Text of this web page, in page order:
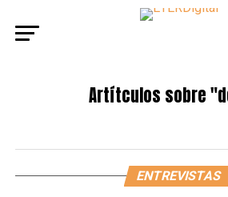
Artítculos sobre
ENTREVISTAS